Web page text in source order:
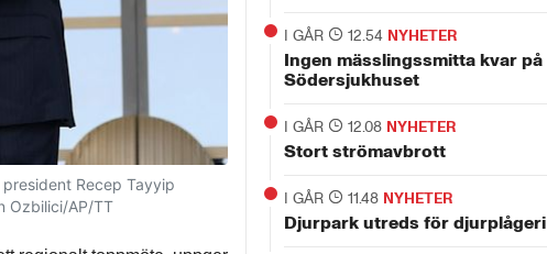
Recep Tayyip
Ozbilici/AP/TT
I GÅR 12.54 NYHETER
Ingen mässlingssmitta kvar på
Södersjukhuset
I GÅR 12.08 NYHETER
Stort strömavbrott
I GÅR 11.48 NYHETER
Djurpark utreds för djurplågeri